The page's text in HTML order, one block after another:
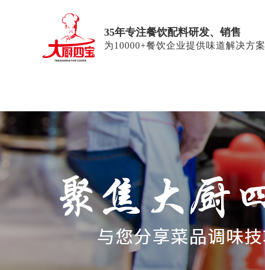
35年专注餐饮配料研发、销售
为10000+餐饮企业提供味道解决方案